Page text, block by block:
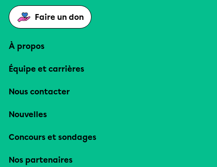
Faire un don
À propos
Équipe et carrières
Nous contacter
Nouvelles
Concours et sondages
Nos partenaires